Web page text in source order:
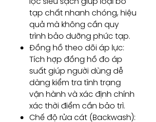
tạp chất nhanh chóng, hiệu
quả mà không cần quy
trình bảo dưỡng phức tạp.
Đồng hồ theo dõi áp lực:
Tích hợp đồng hồ đo áp
suất giúp người dùng dễ
dàng kiểm tra tình trạng
vận hành và xác định chính
xác thời điểm cần bảo trì.
Chế độ rửa cát (Backwash):